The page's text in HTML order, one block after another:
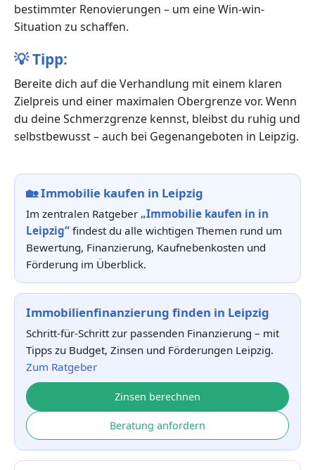
bestimmter Renovierungen – um eine Win-win-
Situation zu schaffen.
💡Tipp:
Bereite dich auf die Verhandlung mit einem klaren
Zielpreis und einer maximalen Obergrenze vor. Wenn
du deine Schmerzgrenze kennst, bleibst du ruhig und
selbstbewusst – auch bei Gegenangeboten in Leipzig.
🏡Immobilie kaufen in Leipzig
Im zentralen Ratgeber „Immobilie kaufen in in
Leipzig“ findest du alle wichtigen Themen rund um
Bewertung, Finanzierung, Kaufnebenkosten und
Förderung im Überblick.
Immobilienfinanzierung finden in Leipzig
Schritt-für-Schritt zur passenden Finanzierung – mit
Tipps zu Budget, Zinsen und Förderungen Leipzig.
Zum Ratgeber
Zinsen berechnen
Beratung anfordern